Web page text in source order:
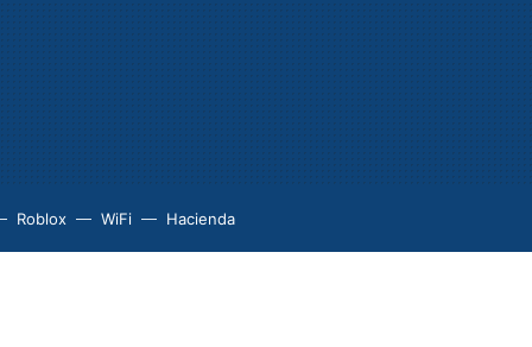
Roblox WiFi Hacienda